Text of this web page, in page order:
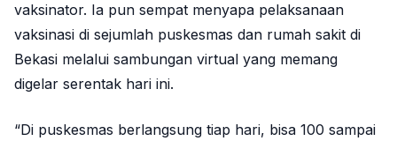
vaksinator. Ia pun sempat menyapa pelaksanaan
vaksinasi di sejumlah puskesmas dan rumah sakit di
Bekasi melalui sambungan virtual yang memang
digelar serentak hari ini.
“Di puskesmas berlangsung tiap hari, bisa 100 sampai